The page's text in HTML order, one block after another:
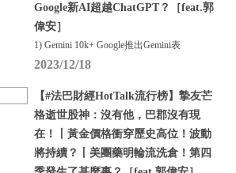
Google新AI超越ChatGPT？［feat.郭
偉安］
1) Gemini 10k+ Google推出Gemini表
2023/12/18
【#法巴財經HotTalk流行榜】摯友芒
格逝世股神：沒有他，巴郡沒有現
在！丨黃金價格衝穿歷史高位！波動
將持續？丨美團藥明輪流洗倉！第四